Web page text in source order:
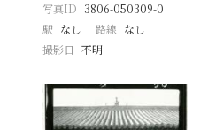
写真ID 3806-050309-0
駅 なし 路線 なし
撮影日
不明